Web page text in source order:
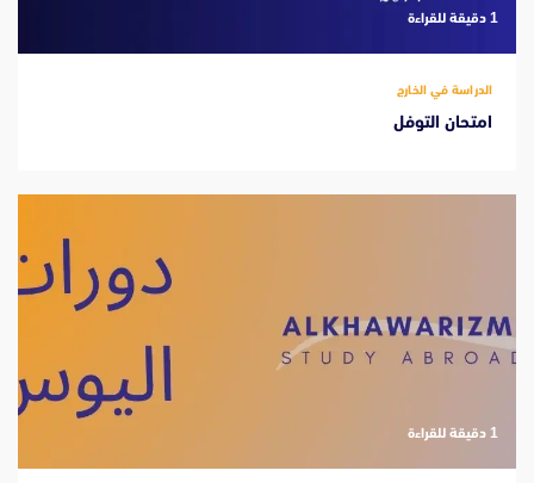
‫1 دقيقة للقراءة
الدراسة في الخارج
امتحان التوفل
‫1 دقيقة للقراءة